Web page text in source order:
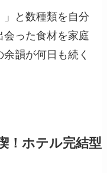
」と数種類を自分
会った食材を家庭
韻が何日も続く
！ホテル完結型